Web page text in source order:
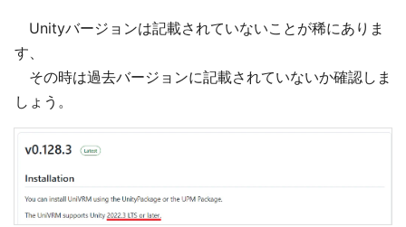
Unityバージョンは記載されていないことが稀にありま
す、
その時は過去バージョンに記載されていないか確認しま
しょう。